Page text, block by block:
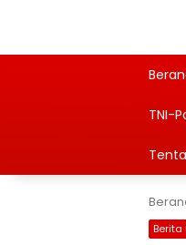
TNI-
Berita